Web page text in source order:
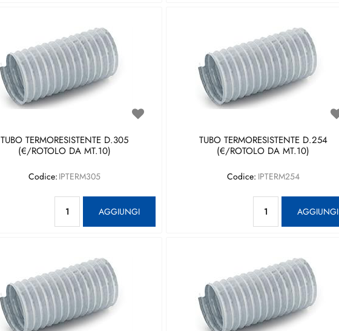
TUBO TERMORESISTENTE D.305
(€/ROTOLO DA MT.10)
Codice: IPTERM305
AGGIUNGI
TUBO TERMORESISTENTE D.254
(€/ROTOLO DA MT.10)
Codice: IPTERM254
AGGIUNGI